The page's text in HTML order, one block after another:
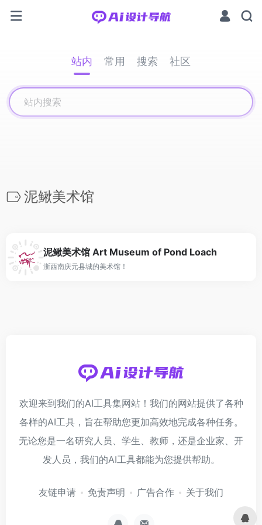
站内 常用 搜索 社区
泥鳅美术馆
泥鳅美术馆 Art Museum of Pond Loach
浙西南庆元县城的美术馆！
欢迎来到我们的AI工具集网站！我们的网站提供了各种
各样的AI工具，旨在帮助您更加高效地完成各种任务。
无论您是一名研究人员、学生、教师，还是企业家、开
发人员，我们的AI工具都能为您提供帮助。
友链申请 免责声明 广告合作 关于我们